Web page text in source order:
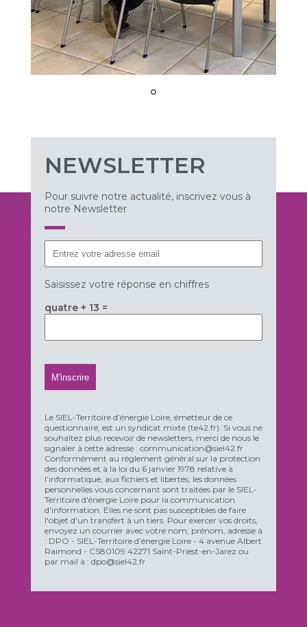
NEWSLETTER
Pour suivre notre actualité, inscrivez vous à
notre Newsletter
Saisissez votre réponse en chiffres
quatre + 13 =
Le SIEL-Territoire d’énergie Loire, émetteur de ce
questionnaire, est un syndicat mixte (te42.fr). Si vous ne
souhaitez plus recevoir de newsletters, merci de nous le
signaler à cette adresse : communication@siel42.fr
Conformément au règlement général sur la protection
des données et à la loi du 6 janvier 1978 relative à
l’informatique, aux fichiers et libertés, les données
personnelles vous concernant sont traitées par le SIEL-
Territoire d'énergie Loire pour la communication
d'information. Elles ne sont pas susceptibles de faire
l'objet d'un transfert à un tiers. Pour exercer vos droits,
envoyez un courrier avec votre nom, prénom, adresse à
: DPO - SIEL-Territoire d’énergie Loire - 4 avenue Albert
Raimond - CS80109 42271 Saint-Priest-en-Jarez ou
par mail à : dpo@siel42.fr